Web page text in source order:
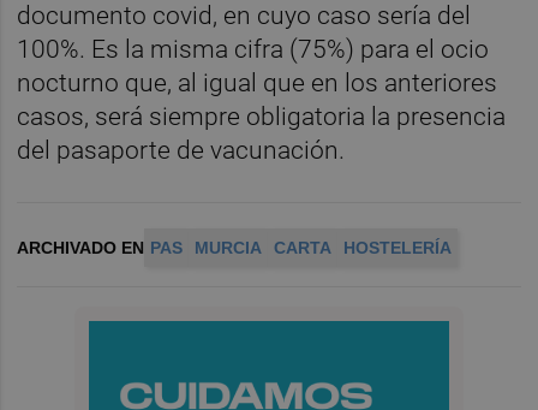
documento covid, en cuyo caso sería del
100%. Es la misma cifra (75%) para el ocio
nocturno que, al igual que en los anteriores
casos, será siempre obligatoria la presencia
del pasaporte de vacunación.
ARCHIVADO EN PAS MURCIA CARTA HOSTELERÍA